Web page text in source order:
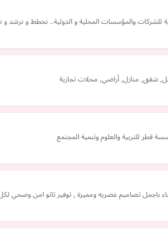
للشركات والمؤسسات المحلية و الدولية.. نخطط و
شقق, منازل, أراضي, محلات تجارية
للتربية والعلوم وتنمية المجتمع
تصاميم عصريه ومميزة , توفير تاتو امن وصحي